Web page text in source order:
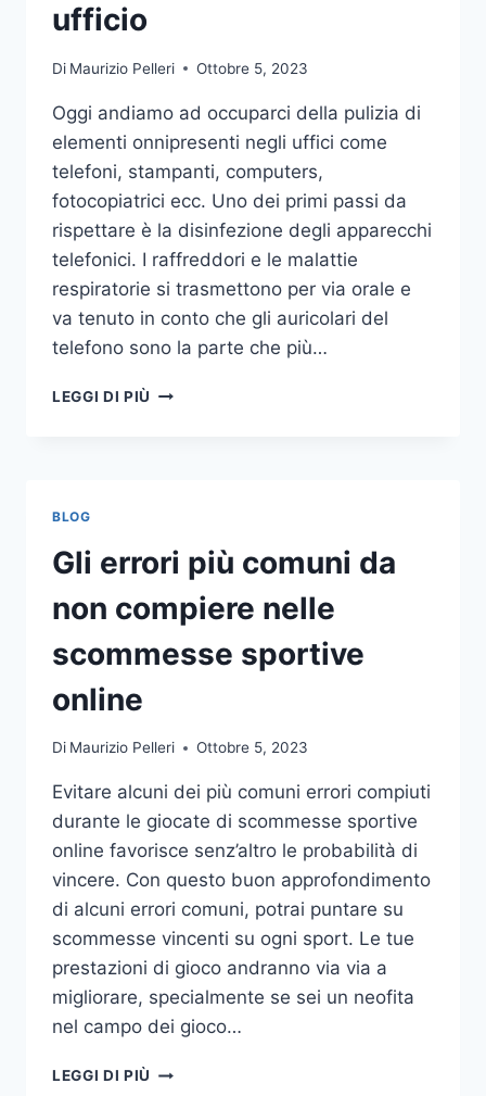
ufficio
Di Maurizio Pelleri Ottobre 5, 2023
Oggi andiamo ad occuparci della pulizia di
elementi onnipresenti negli uffici come
telefoni, stampanti, computers,
fotocopiatrici ecc. Uno dei primi passi da
rispettare è la disinfezione degli apparecchi
telefonici. I raffreddori e le malattie
respiratorie si trasmettono per via orale e
va tenuto in conto che gli auricolari del
telefono sono la parte che più…
LEGGI DI PIÙ UN
PULIZIA
DELLE
APPARECCHIATURE
DA
BLOG
Gli errori più comuni da
non compiere nelle
scommesse sportive
online
Di Maurizio Pelleri Ottobre 5, 2023
Evitare alcuni dei più comuni errori compiuti
durante le giocate di scommesse sportive
online favorisce senz’altro le probabilità di
vincere. Con questo buon approfondimento
di alcuni errori comuni, potrai puntare su
scommesse vincenti su ogni sport. Le tue
prestazioni di gioco andranno via via a
migliorare, specialmente se sei un neofita
nel campo dei gioco…
LEGGI DI PIÙ GLI